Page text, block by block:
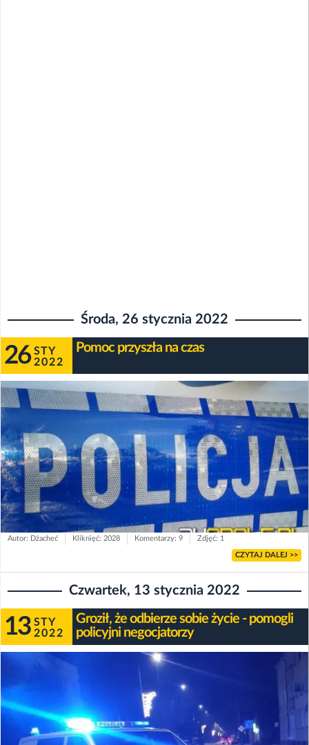
Środa, 26 stycznia 2022
26 STY
2022
Pomoc przyszła na czas
Autor: Dżacheć Kliknięć: 2028 Komentarzy: 9 Zdjęć: 1
CZYTAJ DALEJ >>
Czwartek, 13 stycznia 2022
13 STY
2022
Groził, że odbierze sobie życie - pomogli
policyjni negocjatorzy